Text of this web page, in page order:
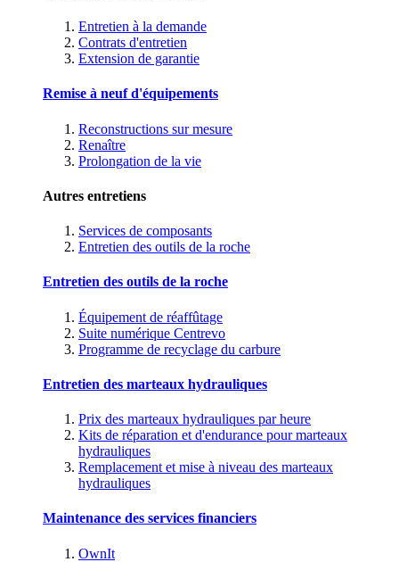
Entretien à la demande
Contrats d'entretien
Extension de garantie
Remise à neuf d'équipements
Reconstructions sur mesure
Renaître
Prolongation de la vie
Autres entretiens
Services de composants
Entretien des outils de la roche
Entretien des outils de la roche
Équipement de réaffûtage
Suite numérique Centrevo
Programme de recyclage du carbure
Entretien des marteaux hydrauliques
Prix des marteaux hydrauliques par heure
Kits de réparation et d'endurance pour marteaux
hydrauliques
Remplacement et mise à niveau des marteaux
hydrauliques
Maintenance des services financiers
OwnIt